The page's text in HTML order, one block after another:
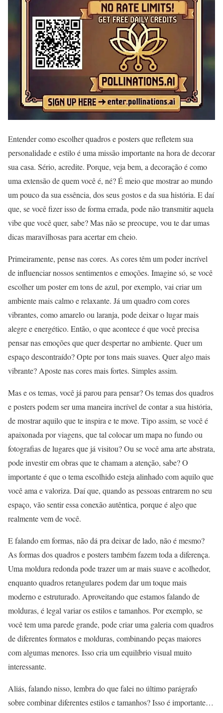
Entender como escolher quadros e posters que refletem sua
personalidade e estilo é uma missão importante na hora de decorar
sua casa. Sério, acredite. Porque, veja bem, a decoração é como
uma extensão de quem você é, né? É meio que mostrar ao mundo
um pouco da sua essência, dos seus gostos e da sua história. E daí
que, se você fizer isso de forma errada, pode não transmitir aquela
vibe que você quer, sabe? Mas não se preocupe, vou te dar umas
dicas maravilhosas para acertar em cheio.
Primeiramente, pense nas cores. As cores têm um poder incrível
de influenciar nossos sentimentos e emoções. Imagine só, se você
escolher um poster em tons de azul, por exemplo, vai criar um
ambiente mais calmo e relaxante. Já um quadro com cores
vibrantes, como amarelo ou laranja, pode deixar o lugar mais
alegre e energético. Então, o que acontece é que você precisa
pensar nas emoções que quer despertar no ambiente. Quer um
espaço descontraído? Opte por tons mais suaves. Quer algo mais
vibrante? Aposte nas cores mais fortes. Simples assim.
Mas e os temas, você já parou para pensar? Os temas dos quadros
e posters podem ser uma maneira incrível de contar a sua história,
de mostrar aquilo que te inspira e te move. Tipo assim, se você é
apaixonada por viagens, que tal colocar um mapa no fundo ou
fotografias de lugares que já visitou? Ou se você ama arte abstrata,
pode investir em obras que te chamam a atenção, sabe? O
importante é que o tema escolhido esteja alinhado com aquilo que
você ama e valoriza. Daí que, quando as pessoas entrarem no seu
espaço, vão sentir essa conexão autêntica, porque é algo que
realmente vem de você.
E falando em formas, não dá pra deixar de lado, não é mesmo?
As formas dos quadros e posters também fazem toda a diferença.
Uma moldura redonda pode trazer um ar mais suave e acolhedor,
enquanto quadros retangulares podem dar um toque mais
moderno e estruturado. Aproveitando que estamos falando de
molduras, é legal variar os estilos e tamanhos. Por exemplo, se
você tem uma parede grande, pode criar uma galeria com quadros
de diferentes formatos e molduras, combinando peças maiores
com algumas menores. Isso cria um equilíbrio visual muito
interessante.
Aliás, falando nisso, lembra do que falei no último parágrafo
sobre combinar diferentes estilos e tamanhos? Isso é importante…